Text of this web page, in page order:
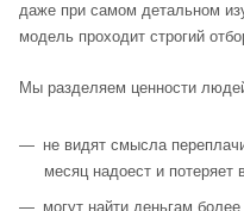
даже при самом детальном
модель проходит строгий
Мы разделяем ценности
не видят смысла
месяц надоест и потеряет
могут найти деньгам